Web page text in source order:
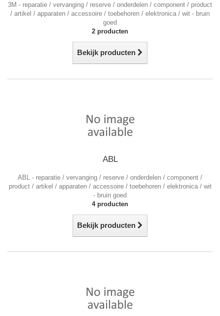
3M - reparatie / vervanging / reserve / onderdelen / component / product
/ artikel / apparaten / accessoire / toebehoren / elektronica / wit - bruin
goed
2 producten
Bekijk producten
ABL
ABL - reparatie / vervanging / reserve / onderdelen / component /
product / artikel / apparaten / accessoire / toebehoren / elektronica / wit
- bruin goed
4 producten
Bekijk producten